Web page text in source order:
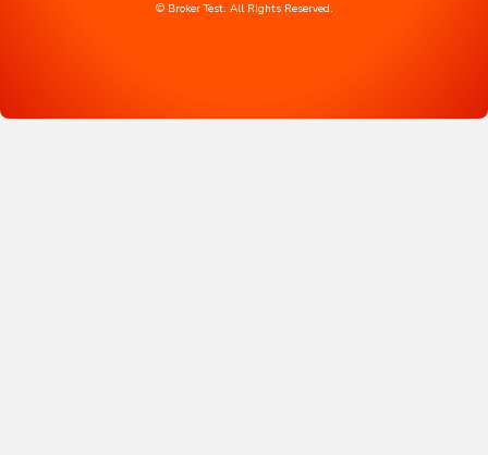
© Broker Test. All Rights Reserved.